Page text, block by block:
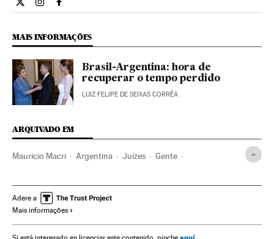
Internacional El País Brasil en Twitter
Internacional El País Brasil en Instagram
Internacional El País Brasil en Facebook
MAIS INFORMAÇÕES
Brasil-Argentina: hora de
recuperar o tempo perdido
LUIZ FELIPE DE SEIXAS CORRÊA
ARQUIVADO EM
Mauricio Macri Argentina Juízes Gente
Sociedade
Adere a
Mais informações